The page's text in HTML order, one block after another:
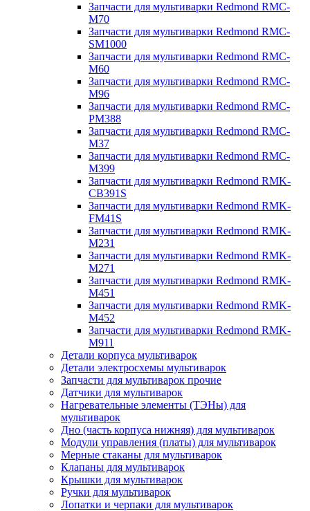
Запчасти для мультиварки Redmond RMC-
M70
Запчасти для мультиварки Redmond RMC-
SM1000
Запчасти для мультиварки Redmond RMC-
M60
Запчасти для мультиварки Redmond RMC-
M96
Запчасти для мультиварки Redmond RMC-
PM388
Запчасти для мультиварки Redmond RMC-
M37
Запчасти для мультиварки Redmond RMC-
M399
Запчасти для мультиварки Redmond RMK-
CB391S
Запчасти для мультиварки Redmond RMK-
FM41S
Запчасти для мультиварки Redmond RMK-
M231
Запчасти для мультиварки Redmond RMK-
M271
Запчасти для мультиварки Redmond RMK-
M451
Запчасти для мультиварки Redmond RMK-
M452
Запчасти для мультиварки Redmond RMK-
M911
Детали корпуса мультиварок
Детали электросхемы мультиварок
Запчасти для мультиварок прочие
Датчики для мультиварок
Нагревательные элементы (ТЭНы) для
мультиварок
Дно (часть корпуса нижняя) для мультиварок
Модули управления (платы) для мультиварок
Мерные стаканы для мультиварок
Клапаны для мультиварок
Крышки для мультиварок
Ручки для мультиварок
Лопатки и черпаки для мультиварок